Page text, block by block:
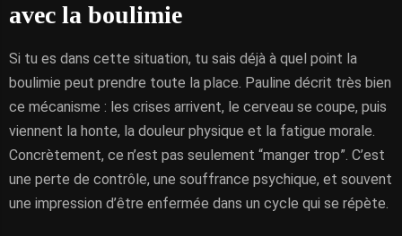
avec la boulimie
Si tu es dans cette situation, tu sais déjà à quel point la
boulimie peut prendre toute la place. Pauline décrit très bien
ce mécanisme : les crises arrivent, le cerveau se coupe, puis
viennent la honte, la douleur physique et la fatigue morale.
Concrètement, ce n’est pas seulement “manger trop”. C’est
une perte de contrôle, une souffrance psychique, et souvent
une impression d’être enfermée dans un cycle qui se répète.